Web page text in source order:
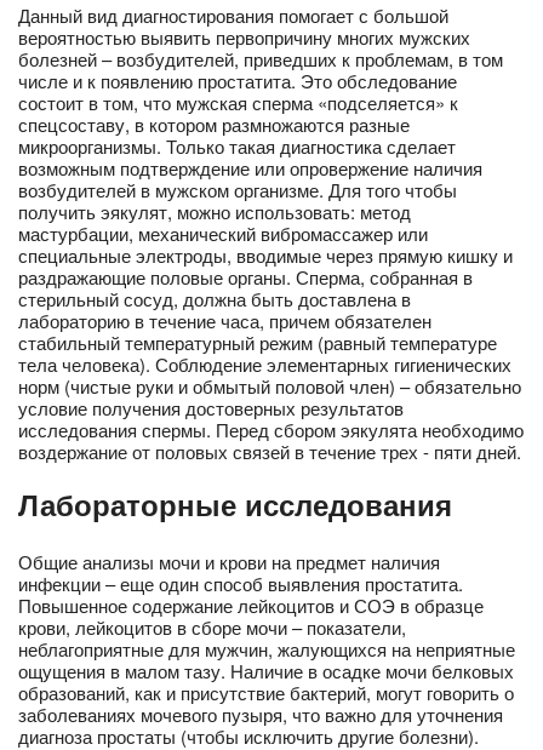
Данный вид диагностирования помогает с большой
вероятностью выявить первопричину многих мужских
болезней – возбудителей, приведших к проблемам, в том
числе и к появлению простатита. Это обследование
состоит в том, что мужская сперма «подселяется» к
спецсоставу, в котором размножаются разные
микроорганизмы. Только такая диагностика сделает
возможным подтверждение или опровержение наличия
возбудителей в мужском организме. Для того чтобы
получить эякулят, можно использовать: метод
мастурбации, механический вибромассажер или
специальные электроды, вводимые через прямую кишку и
раздражающие половые органы. Сперма, собранная в
стерильный сосуд, должна быть доставлена в
лабораторию в течение часа, причем обязателен
стабильный температурный режим (равный температуре
тела человека). Соблюдение элементарных гигиенических
норм (чистые руки и обмытый половой член) – обязательно
условие получения достоверных результатов
исследования спермы. Перед сбором эякулята необходимо
воздержание от половых связей в течение трех - пяти дней.
Лабораторные исследования
Общие анализы мочи и крови на предмет наличия
инфекции – еще один способ выявления простатита.
Повышенное содержание лейкоцитов и СОЭ в образце
крови, лейкоцитов в сборе мочи – показатели,
неблагоприятные для мужчин, жалующихся на неприятные
ощущения в малом тазу. Наличие в осадке мочи белковых
образований, как и присутствие бактерий, могут говорить о
заболеваниях мочевого пузыря, что важно для уточнения
диагноза простаты (чтобы исключить другие болезни).